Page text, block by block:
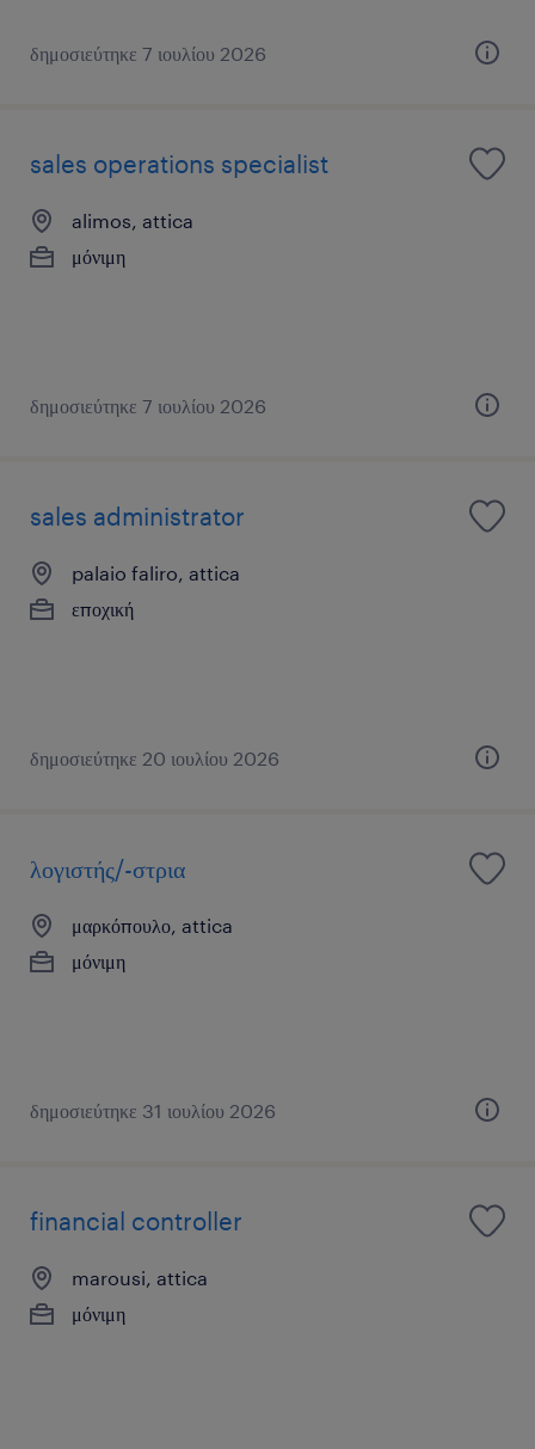
δημοσιεύτηκε 7 ιουλίου 2026
sales operations specialist
alimos, attica
μόνιμη
δημοσιεύτηκε 7 ιουλίου 2026
sales administrator
palaio faliro, attica
εποχική
δημοσιεύτηκε 20 ιουλίου 2026
λογιστής/-στρια
μαρκόπουλο, attica
μόνιμη
δημοσιεύτηκε 31 ιουλίου 2026
financial controller
marousi, attica
μόνιμη